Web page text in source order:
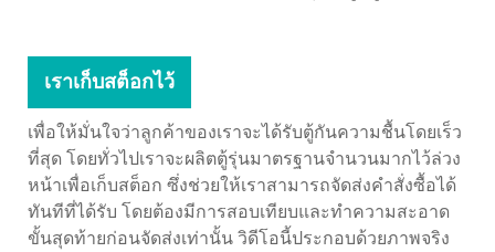
เราเก็บสต็อกไว้
เพื่อให้มั่นใจว่าลูกค้าของเราจะได้รับตู้กันความชื้นโดยเร็ว
ที่สุด โดยทั่วไปเราจะผลิตตู้รุ่นมาตรฐานจำนวนมากไว้ล่วง
หน้าเพื่อเก็บสต็อก ซึ่งช่วยให้เราสามารถจัดส่งคำสั่งซื้อได้
ทันทีที่ได้รับ โดยต้องมีการสอบเทียบและทำความสะอาด
ขั้นสุดท้ายก่อนจัดส่งเท่านั้น วิดีโอนี้ประกอบด้วยภาพจริง